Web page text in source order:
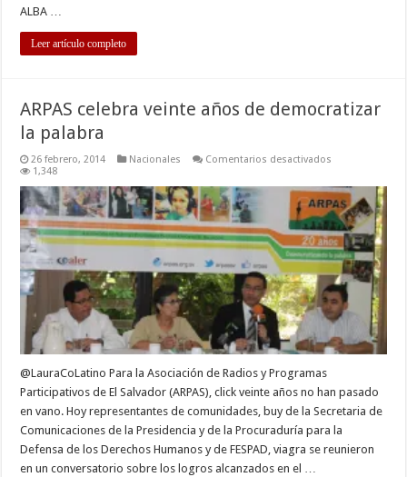
ALBA …
Leer artículo completo
ARPAS celebra veinte años de democratizar
la palabra
26 febrero, 2014 Nacionales Comentarios desactivados
veinte
años
de
democratizar
la
palabra
1,348
@LauraCoLatino Para la Asociación de Radios y Programas
Participativos de El Salvador (ARPAS), click veinte años no han pasado
en vano. Hoy representantes de comunidades, buy de la Secretaria de
Comunicaciones de la Presidencia y de la Procuraduría para la
Defensa de los Derechos Humanos y de FESPAD, viagra se reunieron
en un conversatorio sobre los logros alcanzados en el …